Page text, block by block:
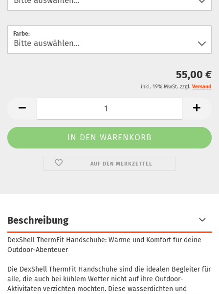
Farbe:
55,00 €
inkl. 19% MwSt. zzgl. Versand
AUF DEN MERKZETTEL
Beschreibung
DexShell ThermFit Handschuhe: Wärme und Komfort für deine
Outdoor-Abenteuer
Die DexShell ThermFit Handschuhe sind die idealen Begleiter für
alle, die auch bei kühlem Wetter nicht auf ihre Outdoor-
Aktivitäten verzichten möchten. Diese wasserdichten und